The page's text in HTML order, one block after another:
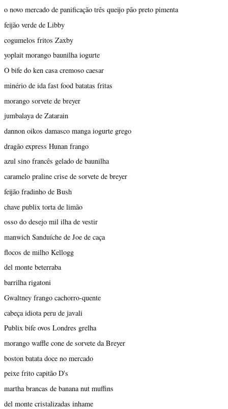
o novo mercado de panificação três queijo pão preto pimenta
feijão verde de Libby
cogumelos fritos Zaxby
yoplait morango baunilha iogurte
O bife do ken casa cremoso caesar
minério de ida fast food batatas fritas
morango sorvete de breyer
jumbalaya de Zatarain
dannon oikos damasco manga iogurte grego
dragão express Hunan frango
azul sino francês gelado de baunilha
caramelo praline crise de sorvete de breyer
feijão fradinho de Bush
chave publix torta de limão
osso do desejo mil ilha de vestir
manwich Sanduíche de Joe de caça
flocos de milho Kellogg
del monte beterraba
barrilha rigatoni
Gwaltney frango cachorro-quente
cabeça idiota peru de javali
Publix bife ovos Londres grelha
morango waffle cone de sorvete da Breyer
boston batata doce no mercado
peixe frito capitão D's
martha brancas de banana nut muffins
del monte cristalizadas inhame